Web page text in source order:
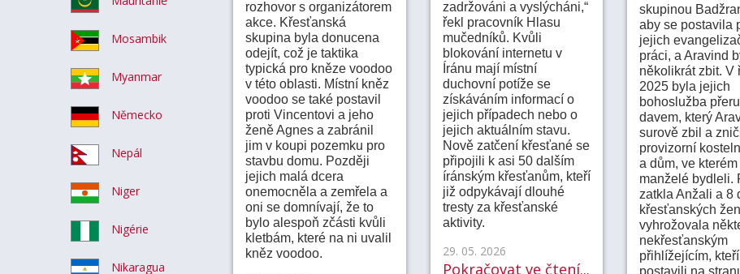
Mosambik
Myanmar
Německo
Nepál
Niger
Nigérie
Nikaragua
rozhovor s organizátorem
akce. Křesťanská
skupina byla donucena
odejít, což je taktika
typická pro kněze voodoo
v této oblasti. Místní kněz
voodoo se také postavil
proti Vincentovi a jeho
ženě Agnes a zabránil
jim v koupi pozemku pro
stavbu domu. Později
jejich malá dcera
onemocněla a zemřela a
oni se domnívají, že to
bylo alespoň zčásti kvůli
kletbám, které na ni uvalil
kněz voodoo.
zadržováni a vyslýcháni,“
řekl pracovník Hlasu
mučedníků. Kvůli
blokování internetu v
Íránu mají místní
duchovní potíže se
získáváním informací o
jejich případech nebo o
jejich aktuálním stavu.
Nově zatčení křesťané se
připojili k asi 50 dalším
íránským křesťanům, kteří
již odpykávají dlouhé
tresty za křesťanské
aktivity.
29. 05. 2026
Pokračovat ve čtení...
skupinou
aby se postavila
jejich
práci, a Aravind
několikrát zbit. V
2025 byla jejich
bohoslužba
davem, který
surově zbil a
provizorní
a dům, ve kterém
manželé bydleli.
zatkla Anžali a 8
křesťanských
vyhrožovala
nekřesťanským
přihlížejícím,
postavili na